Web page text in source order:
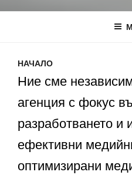
GK SERVICES
Media Agency
НАЧАЛО
Ние сме
агенция с фокус
разработването и
ефективни
оптимизирани